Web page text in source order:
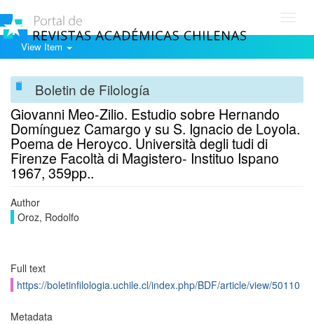
View Item
Boletin de Filología
Giovanni Meo-Zilio. Estudio sobre Hernando
Domínguez Camargo y su S. Ignacio de Loyola.
Poema de Heroyco. Università degli tudi di
Firenze Facoltà di Magistero- Instituo Ispano
1967, 359pp..
Author
Oroz, Rodolfo
Full text
https://boletinfilologia.uchile.cl/index.php/BDF/article/view/50110
Metadata